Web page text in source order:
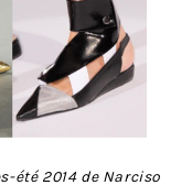
été 2014 de Narciso